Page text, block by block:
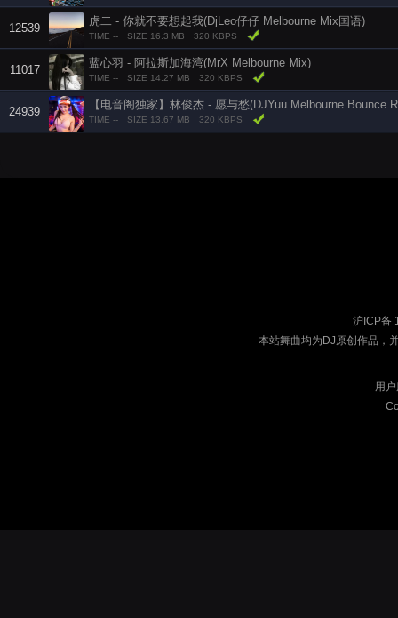
12539
虎二 - 你就不要想起我(DjLeo仔仔 Melbourne Mix国语)
TIME -- SIZE 16.3 MB 320 KBPS
11017
蓝心羽 - 阿拉斯加海湾(MrX Melbourne Mix)
TIME -- SIZE 14.27 MB 320 KBPS
24939
TIME -- SIZE 13.67 MB 320 KBPS
沪ICP备
本站舞曲均为DJ原创作品，
用